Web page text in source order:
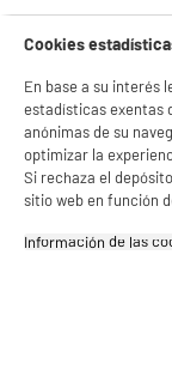
99€
Cookies
En base a su interés
estadísticas exentas
anónimas de su
optimizar la
Si rechaza el
sitio web en función
Información de las